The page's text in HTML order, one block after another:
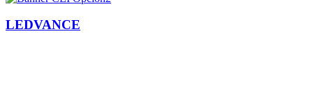
LEDVANCE